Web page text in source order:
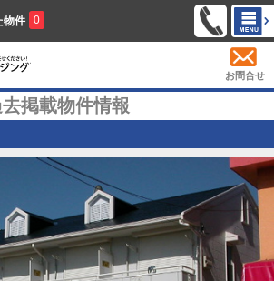
物件 0
お問合せ
掲載物件情報